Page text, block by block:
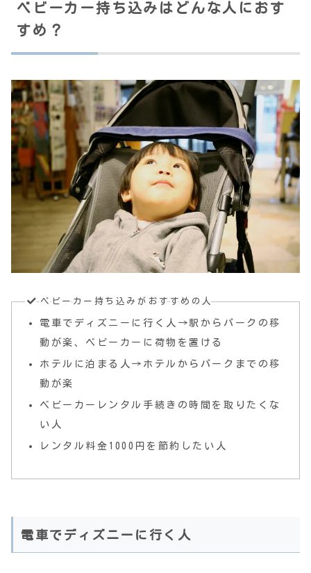
ベビーカー持ち込みはどんな人におす
すめ？
ベビーカー持ち込みがおすすめの人
電車でディズニーに行く人→駅からパークの移
動が楽、ベビーカーに荷物を置ける
ホテルに泊まる人→ホテルからパークまでの移
動が楽
ベビーカーレンタル手続きの時間を取りたくな
い人
レンタル料金1000円を節約したい人
電車でディズニーに行く人